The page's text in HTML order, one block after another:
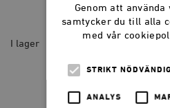
185
I lager
Revolutionen
1809
:
Genom att
samtycker du till alla
med vår
STRIKT
ANALYS